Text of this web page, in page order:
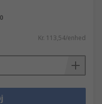
Kr. 113,54/enhed